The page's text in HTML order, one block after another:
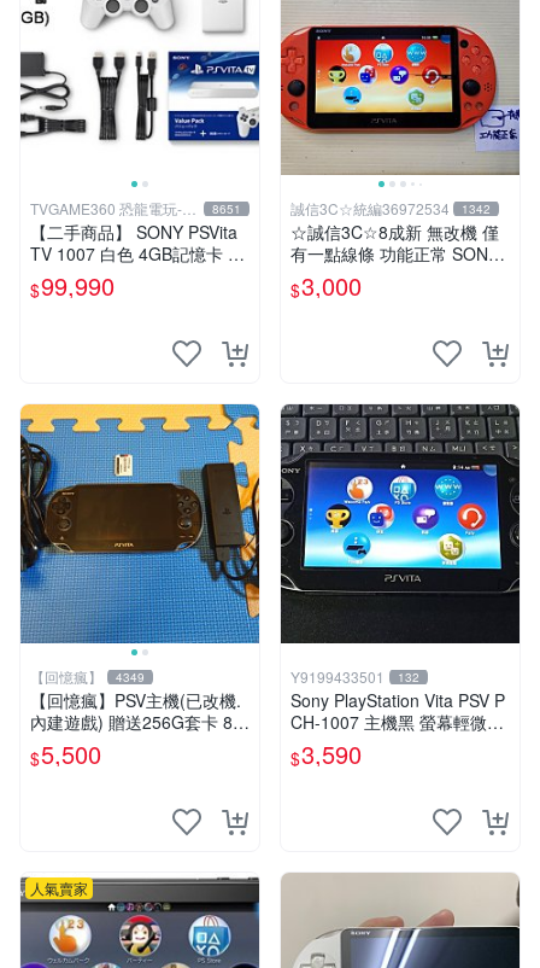
TVGAME360 恐龍電玩-台
中店
8651
【二手商品】 SONY PSVita
TV 1007 白色 4GB記憶卡 PS
3手把(白) 書盒完整 【台中恐
龍電玩】
$99,990
誠信3C☆統編36972534 1342
☆誠信3C☆8成新 無改機 僅
有一點線條 功能正常 SONY
PSV VITA 主機 2000 型 二手
功能正常 賣3千 也可用各式
$3,000
【回憶瘋】 4349
【回憶瘋】PSV主機(已改機.
內建遊戲) 贈送256G套卡 8成
新 遊戲機 PSVITA
$5,500
Y9199433501 132
Sony PlayStation Vita PSV P
CH-1007 主機黑 螢幕輕微老
化 可安裝遊戲 系統3.74書
$3,590
人氣賣家